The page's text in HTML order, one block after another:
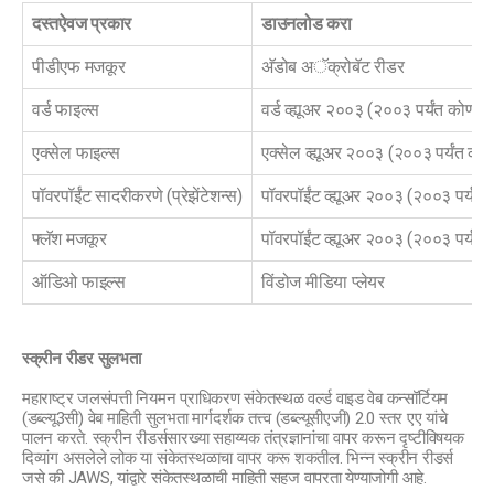
दस्तऐवज प्रकार डाउनलोड करा
पीडीएफ मजकूर अ‍ॅडोब अॅक्रोबॅट रीडर
वर्ड फाइल्स वर्ड व्ह्यूअर २००३ (२००३ पर्यंत
एक्सेल फाइल्स एक्सेल व्ह्यूअर २००३ (२००३ पर्यंत
पॉवरपॉईंट सादरीकरणे (प्रेझेंटेशन्स) पॉवरपॉईंट व्ह्यूअर २००३ (२००३ पर्यंत
फ्लॅश मजकूर पॉवरपॉईंट व्ह्यूअर २००३ (२००३ पर्यंत
ऑडिओ फाइल्स विंडोज मीडिया प्लेयर
स्क्रीन रीडर सुलभता
महाराष्ट्र जलसंपत्ती नियमन प्राधिकरण संकेतस्थळ वर्ल्ड वाइड वेब कन्सॉर्टियम
(डब्ल्यू3सी) वेब माहिती सुलभता मार्गदर्शक तत्त्व (डब्ल्यूसीएजी) 2.0 स्तर एए यांचे
पालन करते. स्क्रीन रीडर्ससारख्या सहाय्यक तंत्रज्ञानांचा वापर करून दृष्टीविषयक
दिव्यांग असलेले लोक या संकेतस्थळाचा वापर करू शकतील. भिन्न स्क्रीन रीडर्स
जसे की JAWS, यांद्वारे संकेतस्थळाची माहिती सहज वापरता येण्याजोगी आहे.